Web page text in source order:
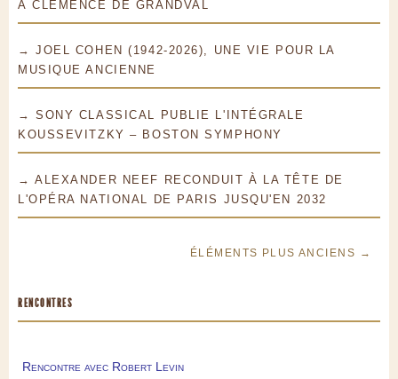
À CLÉMENCE DE GRANDVAL
→ JOEL COHEN (1942-2026), UNE VIE POUR LA
MUSIQUE ANCIENNE
→ SONY CLASSICAL PUBLIE L'INTÉGRALE
KOUSSEVITZKY – BOSTON SYMPHONY
→ ALEXANDER NEEF RECONDUIT À LA TÊTE DE
L'OPÉRA NATIONAL DE PARIS JUSQU'EN 2032
ÉLÉMENTS PLUS ANCIENS →
RENCONTRES
Rencontre avec Robert Levin